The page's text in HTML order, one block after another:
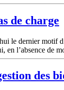
de charge
le dernier motif
en l’absence de
des